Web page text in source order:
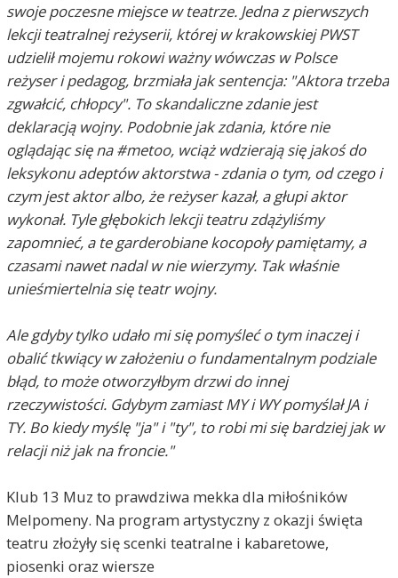
swoje poczesne miejsce w teatrze. Jedna z pierwszych
lekcji teatralnej reżyserii, której w krakowskiej PWST
udzielił mojemu rokowi ważny wówczas w Polsce
reżyser i pedagog, brzmiała jak sentencja: "Aktora trzeba
zgwałcić, chłopcy". To skandaliczne zdanie jest
deklaracją wojny. Podobnie jak zdania, które nie
oglądając się na #metoo, wciąż wdzierają się jakoś do
leksykonu adeptów aktorstwa - zdania o tym, od czego i
czym jest aktor albo, że reżyser kazał, a głupi aktor
wykonał. Tyle głębokich lekcji teatru zdążyliśmy
zapomnieć, a te garderobiane kocopoły pamiętamy, a
czasami nawet nadal w nie wierzymy. Tak właśnie
unieśmiertelnia się teatr wojny.
Ale gdyby tylko udało mi się pomyśleć o tym inaczej i
obalić tkwiący w założeniu o fundamentalnym podziale
błąd, to może otworzyłbym drzwi do innej
rzeczywistości. Gdybym zamiast MY i WY pomyślał JA i
TY. Bo kiedy myślę "ja" i "ty", to robi mi się bardziej jak w
relacji niż jak na froncie."
Klub 13 Muz to prawdziwa mekka dla miłośników
Melpomeny. Na program artystyczny z okazji święta
teatru złożyły się scenki teatralne i kabaretowe,
piosenki oraz wiersze